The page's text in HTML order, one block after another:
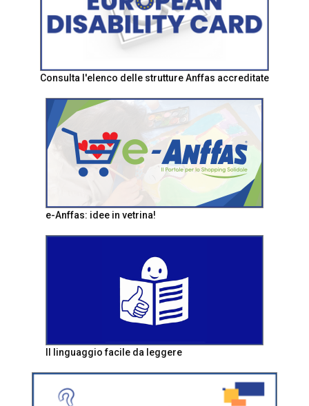
Consulta l'elenco delle strutture Anffas accreditate
e-Anffas: idee in vetrina!
Il linguaggio facile da leggere